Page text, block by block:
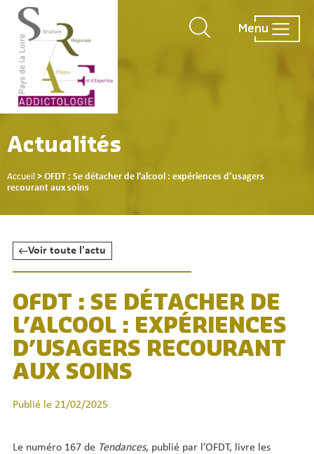
Menu
Actualités
Accueil > OFDT : Se détacher de l’alcool : expériences d’usagers
recourant aux soins
Voir toute l'actu
OFDT : SE DÉTACHER DE
L’ALCOOL : EXPÉRIENCES
D’USAGERS RECOURANT
AUX SOINS
Publié le 21/02/2025
Le numéro 167 de Tendances, publié par l’OFDT, livre les